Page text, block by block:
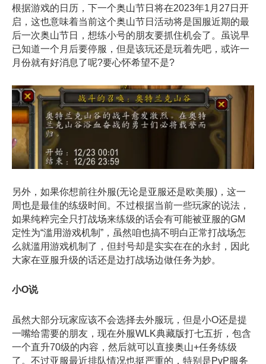
根据游戏的日历，下一个奥山节日将在2023年1月27日开
启，这也意味着当前这个奥山节日活动将是国服近期的最
后一次奥山节日，想练小号的朋友要抓住机会了。虽说早
已知道一个月后要停服，但是该玩还是玩着先吧，或许一
月份就有好消息了呢?要心怀希望不是?
另外，如果你想前往外服(无论是亚服还是欧美服)，这一
周也是最佳的练级时间。不过根据当前一些玩家的说法，
如果纯粹完全只打战场来练级的话会有可能被亚服的GM
定性为“滥用游戏机制”，虽然咱也搞不明白正常打战场怎
么就滥用游戏机制了，但封号却是实实在在的永封，因此
大家在亚服升级的话还是边打战场边做任务为妙。
小O说
虽然大部分玩家应该不会选择去外服玩，但是小O还是提
一嘴给需要的朋友，现在外服WLK典藏版打七五折，包含
一个直升70级的内容，然后就可以直接奥山+任务练级
了。不过亚服最近排队情况也挺严重的，特别是PvP服务